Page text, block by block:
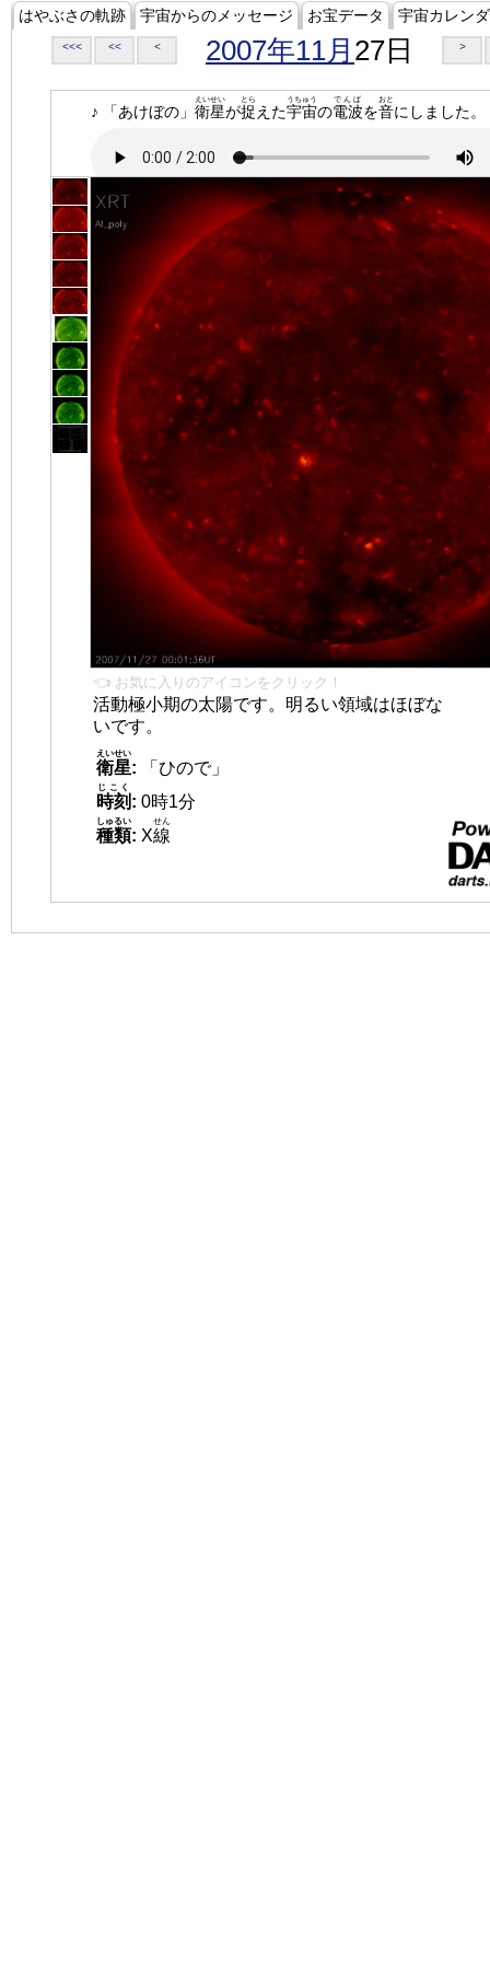
はやぶさの軌跡 宇宙からのメッセージ お宝データ 宇宙カレン
<<< << < 2007年11月 27日 >
♪ 「あけぼの」 衛星
えいせい
が捉
とら
えた宇宙
うちゅう
の電波
でんぱ
を音
おと
にしました。
👈 お気に入りのアイコンをクリック！
活動極小期の太陽です。明るい領域はほぼな
いです。
衛星
えいせい
:
「ひので」
時刻
じこく
: 0時1分
種類
しゅるい
: X線
せん